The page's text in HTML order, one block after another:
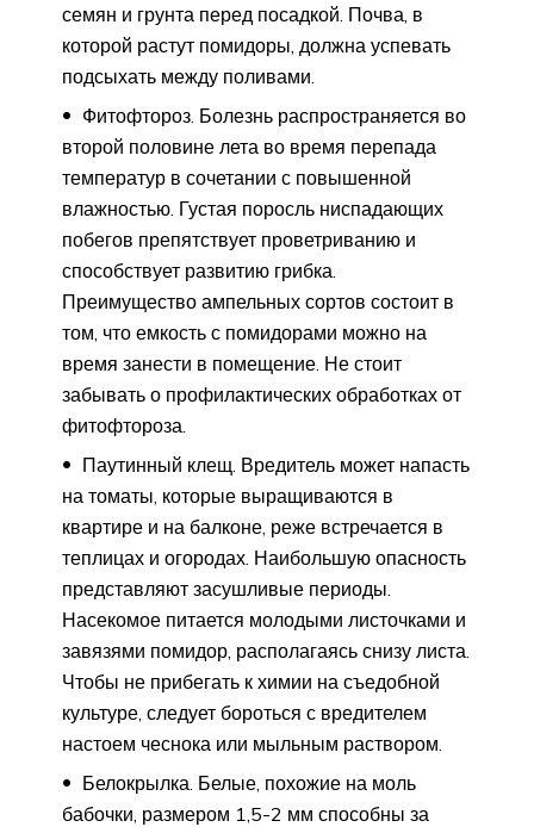
семян и грунта перед посадкой. Почва, в
которой растут помидоры, должна успевать
подсыхать между поливами.
Фитофтороз. Болезнь распространяется во
второй половине лета во время перепада
температур в сочетании с повышенной
влажностью. Густая поросль ниспадающих
побегов препятствует проветриванию и
способствует развитию грибка.
Преимущество ампельных сортов состоит в
том, что емкость с помидорами можно на
время занести в помещение. Не стоит
забывать о профилактических обработках от
фитофтороза.
Паутинный клещ. Вредитель может напасть
на томаты, которые выращиваются в
квартире и на балконе, реже встречается в
теплицах и огородах. Наибольшую опасность
представляют засушливые периоды.
Насекомое питается молодыми листочками и
завязями помидор, располагаясь снизу листа.
Чтобы не прибегать к химии на съедобной
культуре, следует бороться с вредителем
настоем чеснока или мыльным раствором.
Белокрылка. Белые, похожие на моль
бабочки, размером 1,5-2 мм способны за